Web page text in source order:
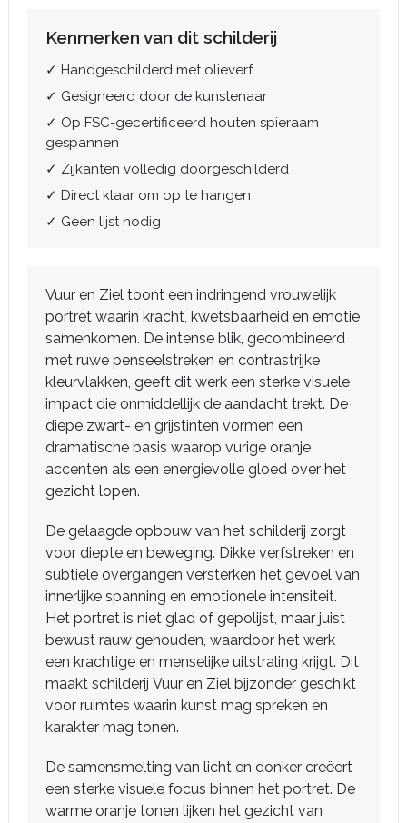
Kenmerken van dit schilderij
✓ Handgeschilderd met olieverf
✓ Gesigneerd door de kunstenaar
✓ Op FSC-gecertificeerd houten spieraam
gespannen
✓ Zijkanten volledig doorgeschilderd
✓ Direct klaar om op te hangen
✓ Geen lijst nodig
Vuur en Ziel toont een indringend vrouwelijk
portret waarin kracht, kwetsbaarheid en emotie
samenkomen. De intense blik, gecombineerd
met ruwe penseelstreken en contrastrijke
kleurvlakken, geeft dit werk een sterke visuele
impact die onmiddellijk de aandacht trekt. De
diepe zwart- en grijstinten vormen een
dramatische basis waarop vurige oranje
accenten als een energievolle gloed over het
gezicht lopen.
De gelaagde opbouw van het schilderij zorgt
voor diepte en beweging. Dikke verfstreken en
subtiele overgangen versterken het gevoel van
innerlijke spanning en emotionele intensiteit.
Het portret is niet glad of gepolijst, maar juist
bewust rauw gehouden, waardoor het werk
een krachtige en menselijke uitstraling krijgt. Dit
maakt schilderij Vuur en Ziel bijzonder geschikt
voor ruimtes waarin kunst mag spreken en
karakter mag tonen.
De samensmelting van licht en donker creëert
een sterke visuele focus binnen het portret. De
warme oranje tonen lijken het gezicht van